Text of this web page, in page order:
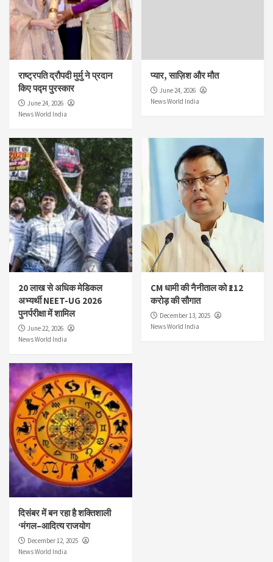
राष्ट्रपति द्रौपदी मुर्मु ने प्रदान
किए पद्म पुरस्कार
June 24, 2026
News World India
प्यार, साज़िश और मौत
June 24, 2026
News World India
20 लाख से अधिक मेडिकल
अभ्यर्थी NEET-UG 2026
पुनर्परीक्षा में शामिल
June 22, 2026
News World India
CM धामी की नैनीताल को ₹112
करोड़ की सौगात
December 13, 2025
News World India
दिसंबर में बन रहा है शक्तिशाली
‘मंगल–आदित्य राजयोग
December 12, 2025
News World India